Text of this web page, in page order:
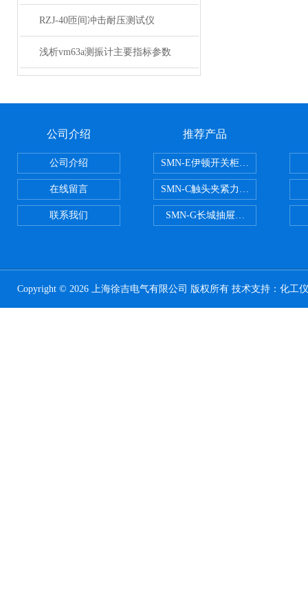
RZJ-40匝间冲击耐压测试仪
浅析vm63a测振计主要指标参数
公司介绍
公司介绍
在线留言
联系我们
推荐产品
SMN-E伊顿开关柜触头夹紧力检
SMN-C触头夹紧力检测仪
SMN-G长城抽屉开关柜触头夹紧
Copyright © 2026 上海徐吉电气有限公司 版权所有 技术支持： 化工